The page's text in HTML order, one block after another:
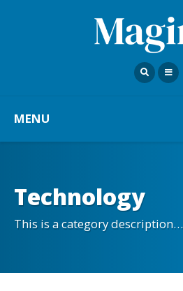
MENU
Technology
This is a category description…